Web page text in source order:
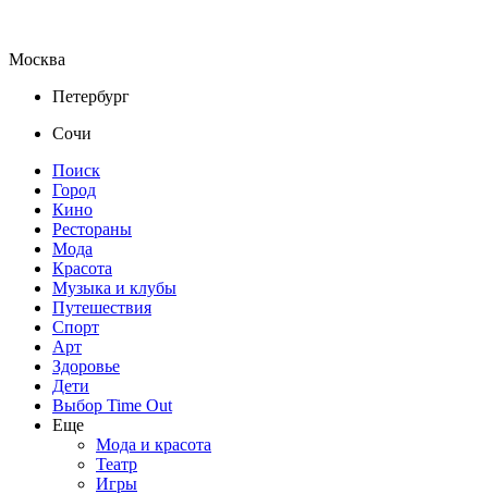
Москва
Петербург
Сочи
Поиск
Город
Кино
Рестораны
Мода
Красота
Музыка и клубы
Путешествия
Спорт
Арт
Здоровье
Дети
Выбор Time Out
Еще
Мода и красота
Театр
Игры